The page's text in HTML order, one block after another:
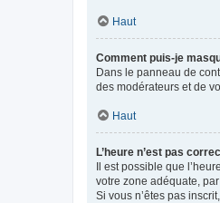
Haut
Comment puis-je
Dans le panneau de
des modérateurs et de
Haut
L’heure n’est pas
Il est possible que
votre zone adéquate,
Si vous n’êtes pas